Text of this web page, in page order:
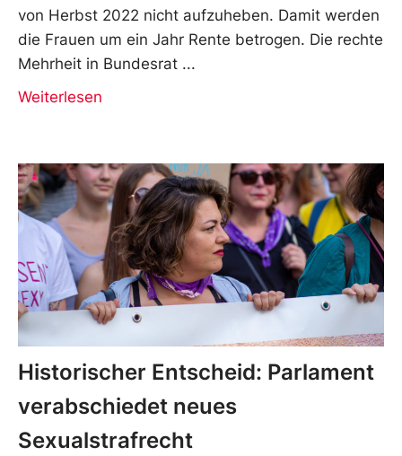
von Herbst 2022 nicht aufzuheben. Damit werden
die Frauen um ein Jahr Rente betrogen. Die rechte
Mehrheit in Bundesrat
Weiterlesen
Historischer Entscheid: Parlament
verabschiedet neues
Sexualstrafrecht